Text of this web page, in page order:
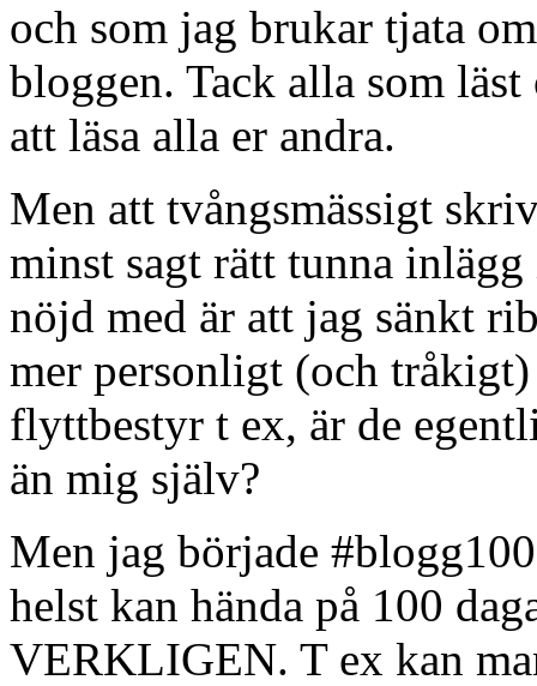
och som jag brukar tjata
bloggen. Tack alla som
att läsa alla er andra.
Men att tvångsmässigt
minst sagt rätt tunna
nöjd med är att jag sänkt
mer personligt (och
flyttbestyr t ex, är de
än mig själv?
Men jag började
helst kan hända på 100
VERKLIGEN. T ex kan